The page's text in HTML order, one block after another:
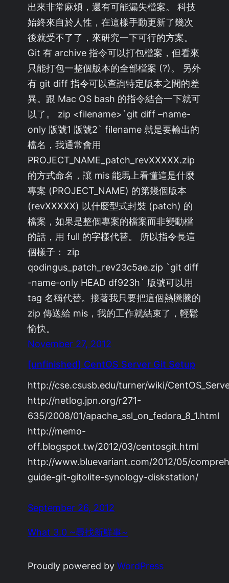
出來非常麻煩，還有可能漏失檔案。 科技
始終來自於人性，在這樣手動更新了幾次
後就受不了了，來研究一下可行的方案。
Git 有 archive 指令可以打包檔案，但看來
只能打包一整個版本的全部檔案 (?)。 另外
有 git diff 指令可以查詢特定版本之間的差
異。跟 Mac OS bash 的指令結合一下就可
以了。 zip <filename>`git diff –name-
only 版號1 版號2` filename 就是要輸出的
檔名，我通常會用
PROJECT_NAME_patch_revXXXXX.zip
的方式命名，讓 mis 能馬上看懂這是什麼
專案 (PROJECT_NAME) 的第幾個版本
(revXXXXX) 以什麼型式封裝 (patch) 的
檔案，如果是整個專案的檔案而非變動檔
的話，用 full 的字樣代替。 所以指令長這
個樣子： zip
qodingus_patch_rev23c5ae.zip `git diff
-name-only HEAD df923h` 版號可以用
tag 名稱代替。接著我只要把這個熱騰騰的
zip 傳送給 mis，我的工作就結束了，輕鬆
愉快。
November 27, 2012
[unfinished] CentOS Server Git Setup
http://cse.csusb.edu/turner/wiki/
http://netlog.jpn.org/r271-
635/2008/01/apache_ssl_on_fedora_8_1.html
http://memo-
off.blogspot.tw/2012/03/centosgit.html
http://www.bluevariant.com/2012/05/
guide-git-gitolite-synology-diskstation/
September 26, 2012
What 3.0 ~尋找新鮮事~
Proudly powered byWordPress